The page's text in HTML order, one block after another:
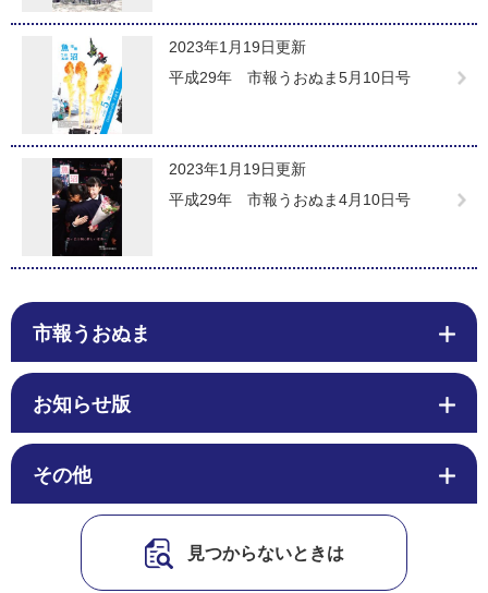
2023年1月19日更新
平成29年 市報うおぬま5月10日号
2023年1月19日更新
平成29年 市報うおぬま4月10日号
市報うおぬま
お知らせ版
その他
見つからないときは